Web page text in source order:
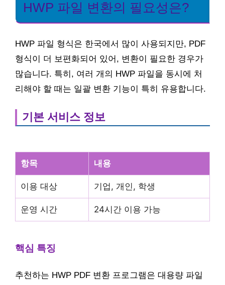
HWP 파일 변환의 필요성은?
HWP 파일 형식은 한국에서 많이 사용되지만, PDF
형식이 더 보편화되어 있어, 변환이 필요한 경우가
많습니다. 특히, 여러 개의 HWP 파일을 동시에 처
리해야 할 때는 일괄 변환 기능이 특히 유용합니다.
기본 서비스 정보
항목 내용
이용 대상 기업, 개인, 학생
운영 시간 24시간 이용 가능
핵심 특징
추천하는 HWP PDF 변환 프로그램은 대용량 파일